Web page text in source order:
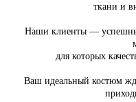
ткани и
Наши клиенты —
для которых
Ваш идеальный костюм